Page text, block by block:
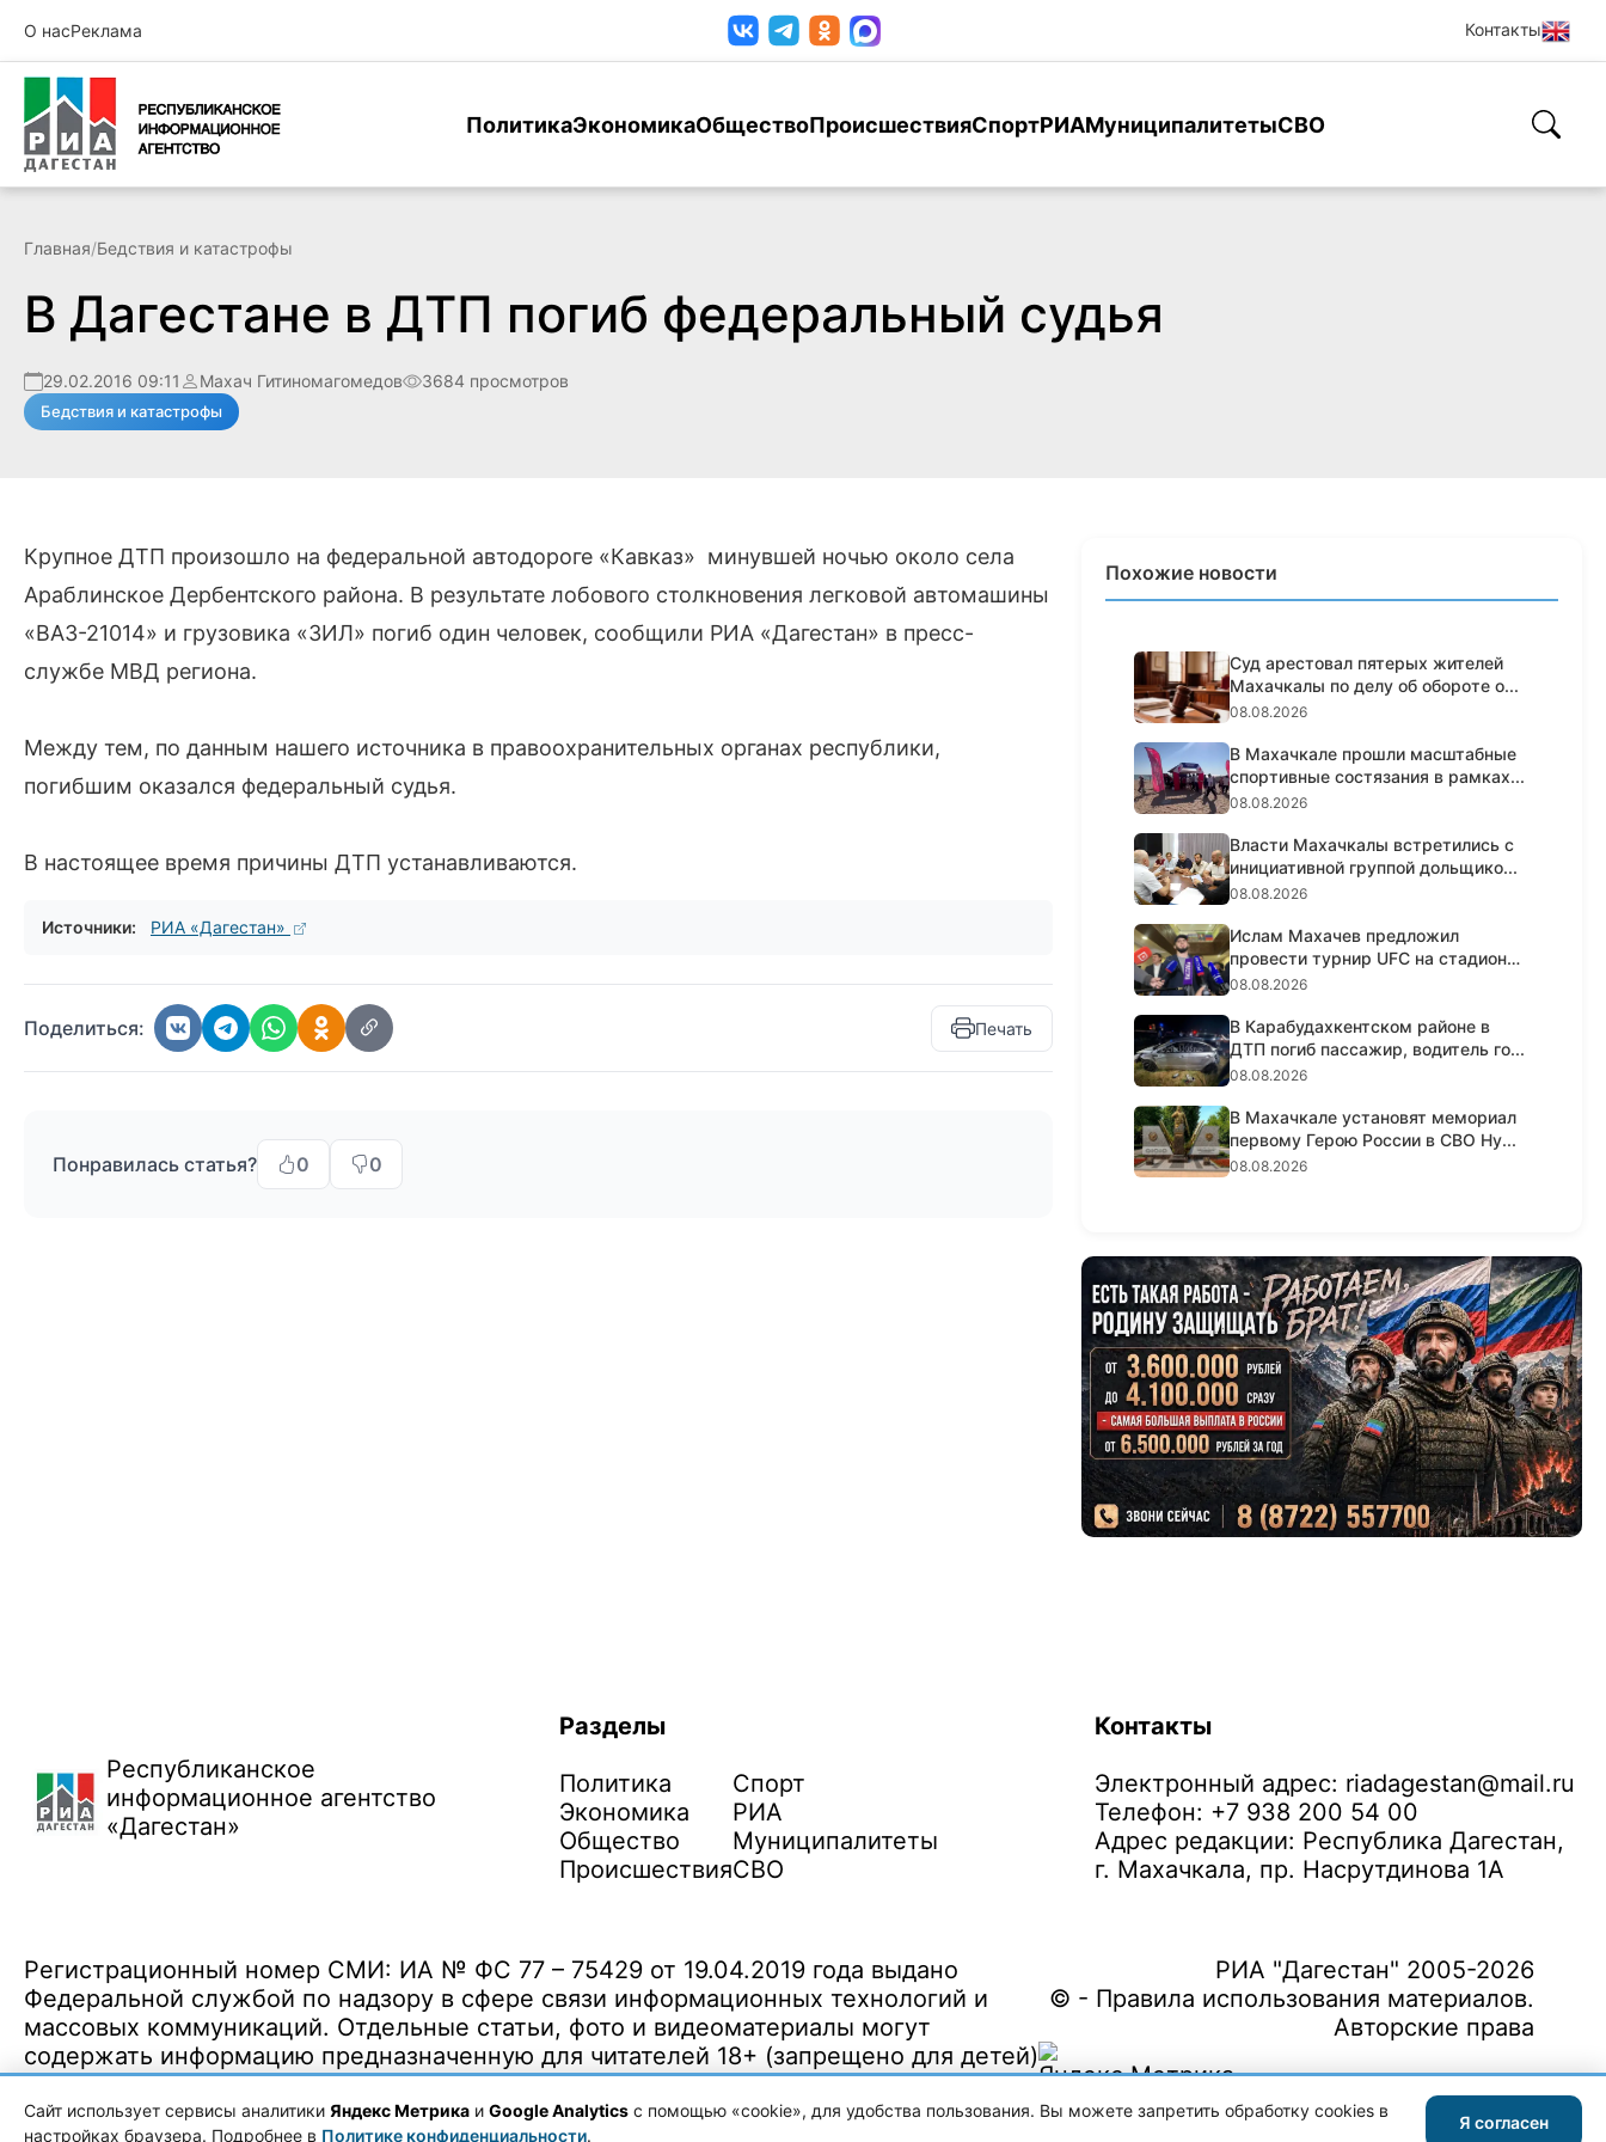
О насРеклама Контакты
ПолитикаЭкономикаОбществоПроисшествияСпортРИАМуниципалитетыСВО
Главная/Бедствия и катастрофы
В Дагестане в ДТП погиб федеральный судья
29.02.2016 09:11 Махач Гитиномагомедов 3684 просмотров
Бедствия и катастрофы
Крупное ДТП произошло на федеральной автодороге «Кавказ» минувшей ночью около села
Араблинское Дербентского района. В результате лобового столкновения легковой автомашины
«ВАЗ-21014» и грузовика «ЗИЛ» погиб один человек, сообщили РИА «Дагестан» в пресс-
службе МВД региона.
Между тем, по данным нашего источника в правоохранительных органах республики,
погибшим оказался федеральный судья.
В настоящее время причины ДТП устанавливаются.
Источники: РИА «Дагестан»
Поделиться: Печать
Понравилась статья? 0 0
Похожие новости
Суд арестовал пятерых жителей
Махачкалы по делу об обороте о...
08.08.2026
В Махачкале прошли масштабные
спортивные состязания в рамках...
08.08.2026
Власти Махачкалы встретились с
инициативной группой дольщико...
08.08.2026
Ислам Махачев предложил
провести турнир UFC на стадионе
«Дин...
08.08.2026
В Карабудахкентском районе в
ДТП погиб пассажир, водитель го...
08.08.2026
В Махачкале установят мемориал
первому Герою России в СВО Ну...
08.08.2026
Республиканское
информационное агентство
«Дагестан»
Разделы
Политика
Экономика
Общество
Происшествия
Спорт
РИА
Муниципалитеты
СВО
Контакты
Электронный адрес: riadagestan@mail.ru
Телефон: +7 938 200 54 00
Адрес редакции: Республика Дагестан,
г. Махачкала, пр. Насрутдинова 1А
Регистрационный номер СМИ: ИА № ФС 77 – 75429 от 19.04.2019 года выдано
Федеральной службой по надзору в сфере связи информационных технологий и
массовых коммуникаций. Отдельные статьи, фото и видеоматериалы могут
содержать информацию предназначенную для читателей 18+ (запрещено для детей)
РИА "Дагестан" 2005-2026
© - Правила использования материалов.
Авторские права
Сайт использует сервисы аналитики Яндекс Метрика и Google Analytics с помощью «cookie», для удобства пользования. Вы можете запретить обработку cookies в
настройках браузера. Подробнее в Политике конфиденциальности.
Я согласен